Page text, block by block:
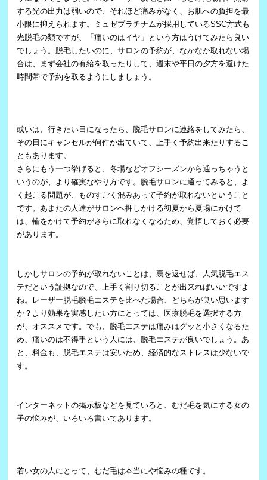
する光の出力は弱いので、それほど痛みがなく、お肌への負担を最
小限に抑えられます。ミュゼプラチナムが採用しているSSC方式も
光脱毛の類ですが、「痛いのはイヤ」という方はうけてみたら良い
でしょう。脱毛したいのに、サロンの予約が、なかなか取れない場
合は、まず会社の有給を取ったりして、週末や平日の夕方を避けた
時間帯で予約を取るようにしましょう。
或いは、行きたい日になったら、脱毛サロンに連絡をしてみたら、
その日にキャンセルが何件か出ていて、上手く予約出来たりするこ
ともあります。
さらにもう一つ挙げると、冬場などオフシーズンから通っちゃうと
いうのが、より確実なやり方です。脱毛サロンに通ってみると、よ
く起こる問題が、ものすごく混みあって予約が取れないということ
です。あまたの人達がサロンへ押しかける初夏から夏場にかけて
は、輪をかけて予約がさらに取れなくなるため、覚悟しておく必要
があります。
しかしサロンの予約が取れないことは、裏を返せば、人気脱毛エス
テだという証拠なので、上手く割り切ることが出来ればいいですよ
ね。レーザー脱毛脱毛エステを比べた場合、どちらが良い思います
か？より効果を実感したい方にとっては、医療脱毛を選択する方
が、オススメです。でも、脱毛エステは痛みはグッと小さくなるた
め、痛いのは不得手という人には、脱毛エステが良いでしょう。あ
と、料金も、脱毛エステは安いため、経済的なストレスは少ないで
す。
インターネットの掲示板などを見ていると、むだ毛を気にする女の
子の悩みが、いろいろ書いてあります。
若い女の人にとって、むだ毛は本当にや悩みの種です。